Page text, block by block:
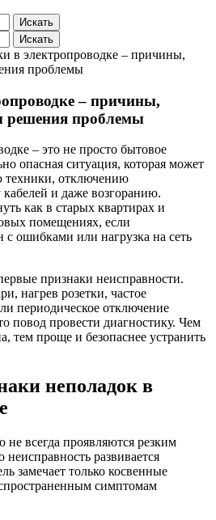
Искать
Искать
в электропроводке – причины,
проблемы
– причины,
решения проблемы
– это не просто бытовое
опасная ситуация, которая может
техники, отключению
кабелей и даже возгоранию.
как в старых квартирах и
помещениях, если
ошибками или нагрузка на сеть
признаки неисправности.
нагрев розетки, частое
периодическое отключение
повод провести диагностику. Чем
тем проще и безопаснее устранить
неполадок в
всегда проявляются резким
развивается
замечает только косвенные
симптомам